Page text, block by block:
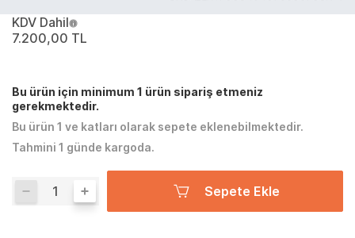
KDV Dahil
7.200,00 TL
Bu ürün için minimum 1 ürün sipariş etmeniz
gerekmektedir.
Bu ürün 1 ve katları olarak sepete eklenebilmektedir.
Tahmini 1 günde kargoda.
Sepete Ekle